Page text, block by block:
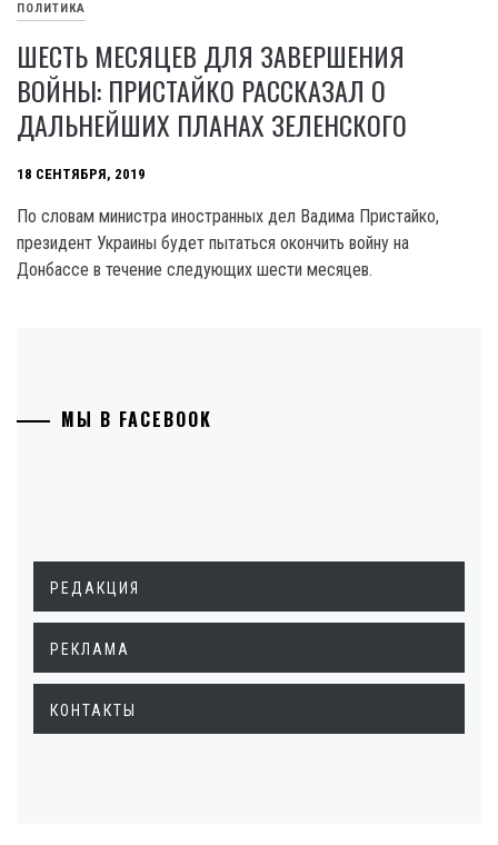
ПОЛИТИКА
ШЕСТЬ МЕСЯЦЕВ ДЛЯ ЗАВЕРШЕНИЯ
ВОЙНЫ: ПРИСТАЙКО РАССКАЗАЛ О
ДАЛЬНЕЙШИХ ПЛАНАХ ЗЕЛЕНСКОГО
18 СЕНТЯБРЯ, 2019
По словам министра иностранных дел Вадима Пристайко,
президент Украины будет пытаться окончить войну на
Донбассе в течение следующих шести месяцев.
МЫ В FACEBOOK
РЕДАКЦИЯ
РЕКЛАМА
КОНТАКТЫ